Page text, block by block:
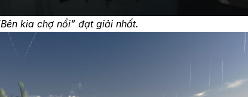
kia chợ nổi” đạt giải nhất.